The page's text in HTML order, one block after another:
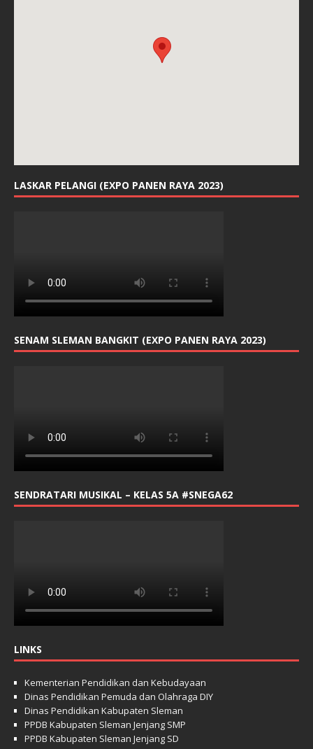
LASKAR PELANGI (EXPO PANEN RAYA 2023)
SENAM SLEMAN BANGKIT (EXPO PANEN RAYA 2023)
SENDRATARI MUSIKAL – KELAS 5A #SNEGA62
LINKS
Kementerian Pendidikan dan Kebudayaan
Dinas Pendidikan Pemuda dan Olahraga DIY
Dinas Pendidikan Kabupaten Sleman
PPDB Kabupaten Sleman Jenjang SMP
PPDB Kabupaten Sleman Jenjang SD